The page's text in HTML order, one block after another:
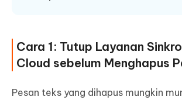
Cara 1: Tutup Layanan
Cloud sebelum Menghapus
Pesan teks yang dihapus mungkin